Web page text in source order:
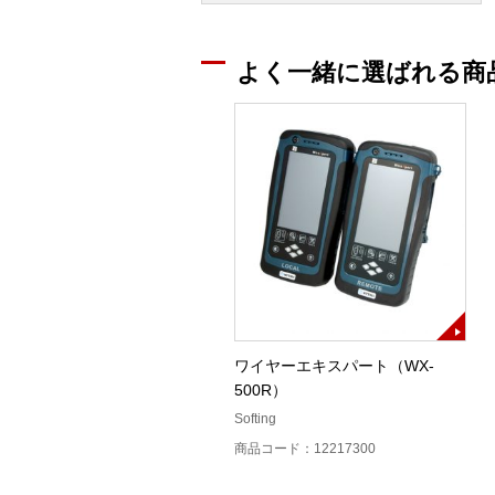
よく一緒に選ばれる商
ワイヤーエキスパート（WX-
500R）
Softing
商品コード：12217300